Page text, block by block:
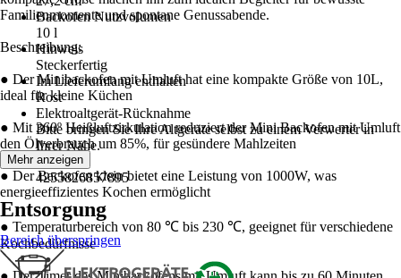
Backofen Nutzvolumen
10 l
Hinweis
Steckerfertig
Im Lieferumfang enthalten
Rost
Elektroaltgerät-Rücknahme
Bitte bringen Sie Ihre Altgeräte selbst zu einem Verwerter in
Ihrer Nähe.
EAN
4255826857895
Familienmomente und spontane Genussabende.
Beschreibung:
● Der Minibackofen mit Umluft hat eine kompakte Größe von 10L,
ideal für kleine Küchen
● Mit 360º Heißluftzirkulation reduziert der Mini Backofen mit Umluft
den Ölverbrauch um 85%, für gesündere Mahlzeiten
● Der Backofen klein bietet eine Leistung von 1000W, was
energieeffizientes Kochen ermöglicht
● Temperaturbereich von 80 ℃ bis 230 ℃, geeignet für verschiedene
Kochbedürfnisse
Mehr anzeigen
Entsorgung
Bereich überspringen